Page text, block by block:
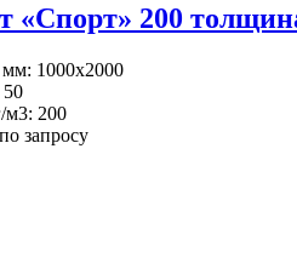
«Спорт» 200
мм: 1000x2000
м3: 200
запросу